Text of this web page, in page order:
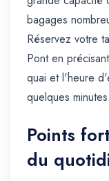
bagages
Réservez votre
Pont en
quai et l'heure
quelques minutes.
Points
du